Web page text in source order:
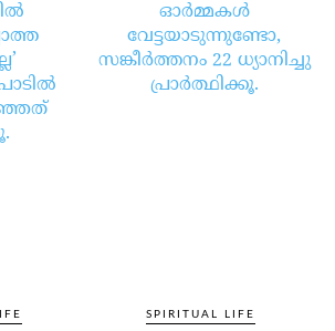
ഓര്‍മ്മകള്‍
വേട്ടയാടുന്നുണ്ടോ,
സങ്കീര്‍ത്തനം 22 ധ്യാനിച്ചു
പ്രാര്‍ത്ഥിക്കൂ.
SPIRITUAL LIFE